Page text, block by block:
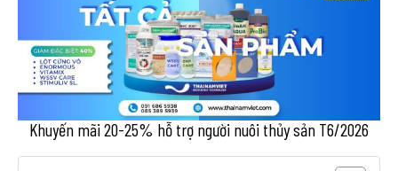
Khuyến mãi 20-25% hỗ trợ người nuôi thủy sản T6/2026